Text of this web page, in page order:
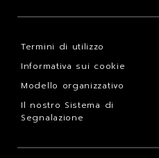
Termini di utilizzo
Informativa sui cookie
Modello organizzativo
Il nostro Sistema di
Segnalazione